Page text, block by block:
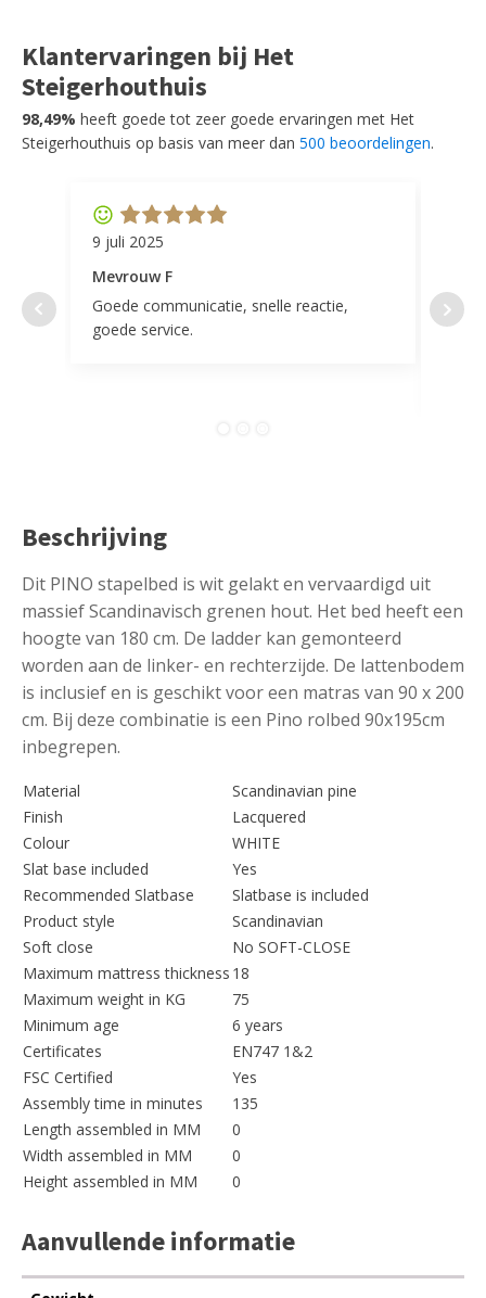
Klantervaringen bij Het
Steigerhouthuis
98,49% heeft goede tot zeer goede ervaringen met Het
Steigerhouthuis op basis van meer dan 500 beoordelingen.
9 juli 2025
Mevrouw F
Goede communicatie, snelle reactie,
goede service.
door
Beschrijving
Dit PINO stapelbed is wit gelakt en vervaardigd uit
massief Scandinavisch grenen hout. Het bed heeft een
hoogte van 180 cm. De ladder kan gemonteerd
worden aan de linker- en rechterzijde. De lattenbodem
is inclusief en is geschikt voor een matras van 90 x 200
cm. Bij deze combinatie is een Pino rolbed 90x195cm
inbegrepen.
Material
Scandinavian pine
Finish
Lacquered
Colour
WHITE
Slat base included
Yes
Recommended Slatbase
Slatbase is included
Product style
Scandinavian
Soft close
No SOFT-CLOSE
Maximum mattress thickness 18
Maximum weight in KG
75
Minimum age
6 years
Certificates
EN747 1&2
FSC Certified
Yes
Assembly time in minutes
135
Length assembled in MM
0
Width assembled in MM
0
Height assembled in MM
0
Aanvullende informatie